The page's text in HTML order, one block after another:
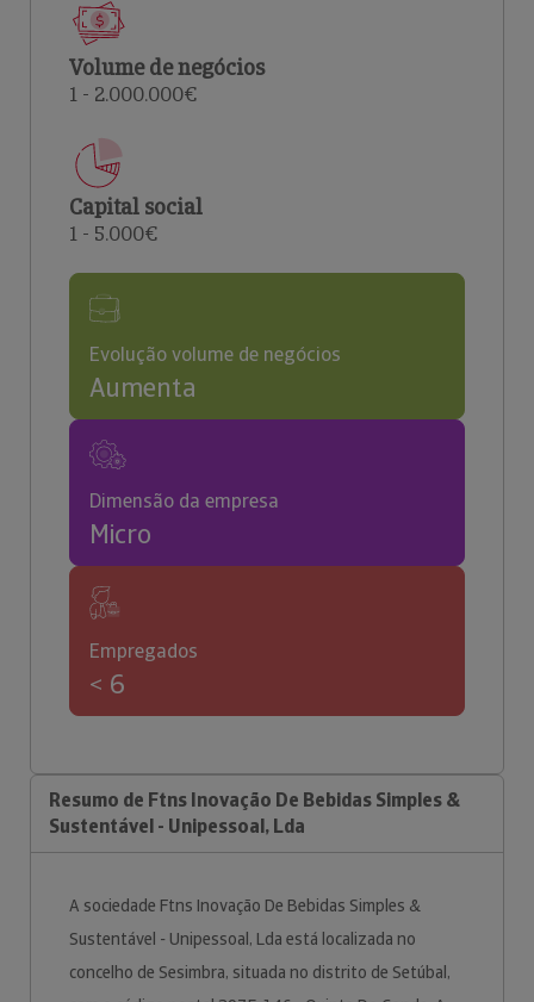
Volume de negócios
1 - 2.000.000€
Capital social
1 - 5.000€
Evolução volume de negócios
Aumenta
Dimensão da empresa
Micro
Empregados
< 6
Resumo de Ftns Inovação De Bebidas Simples &
Sustentável - Unipessoal, Lda
A sociedade Ftns Inovação De Bebidas Simples &
Sustentável - Unipessoal, Lda está localizada no
concelho de Sesimbra, situada no distrito de Setúbal,